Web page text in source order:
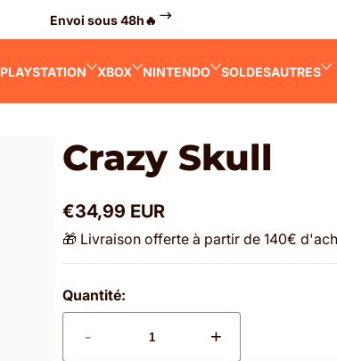
Envoi sous 48h🔥
PLAYSTATION XBOX NINTENDO SOLDESAUTRES
Crazy Skull
Prix
normal
€34,99 EUR
🎁 Livraison offerte à partir de 140€
Quantité:
- +